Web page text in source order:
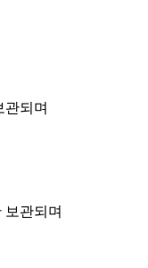
관되며
보관되며